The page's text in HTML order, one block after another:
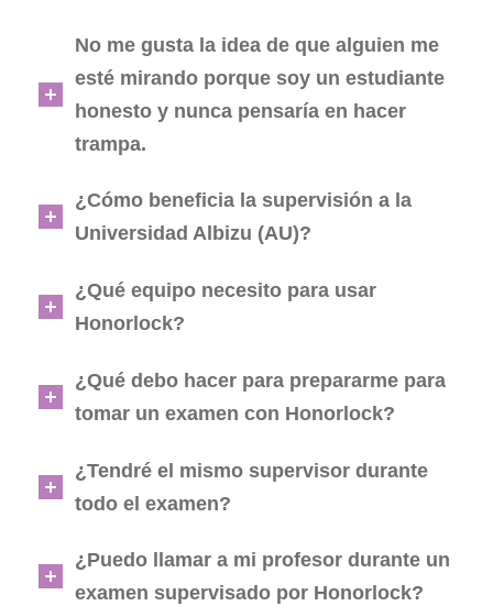
No me gusta la idea de que alguien me
esté mirando porque soy un estudiante
honesto y nunca pensaría en hacer
trampa.
¿Cómo beneficia la supervisión a la
Universidad Albizu (AU)?
¿Qué equipo necesito para usar
Honorlock?
¿Qué debo hacer para prepararme para
tomar un examen con Honorlock?
¿Tendré el mismo supervisor durante
todo el examen?
¿Puedo llamar a mi profesor durante un
examen supervisado por Honorlock?